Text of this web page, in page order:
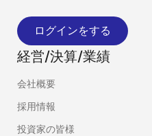
ログインをする
経営/決算/業績
会社概要
採用情報
投資家の皆様